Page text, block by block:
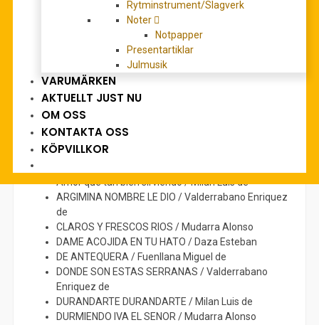
Rytminstrument/Slagverk
Noter
Notpapper
Presentartiklar
Julmusik
VARUMÄRKEN
AKTUELLT JUST NU
OM OSS
KONTAKTA OSS
KÖPVILLKOR
RECENSIONER (0)
Transcribed and edited by Benko Dániel
Innehåll:
A LAS ARMAS MORISCOTE / Fuenllana Miguel de
Amor que tan bien sirviendo / Milan Luis de
ARGIMINA NOMBRE LE DIO / Valderrabano Enriquez
de
CLAROS Y FRESCOS RIOS / Mudarra Alonso
DAME ACOJIDA EN TU HATO / Daza Esteban
DE ANTEQUERA / Fuenllana Miguel de
DONDE SON ESTAS SERRANAS / Valderrabano
Enriquez de
DURANDARTE DURANDARTE / Milan Luis de
DURMIENDO IVA EL SENOR / Mudarra Alonso